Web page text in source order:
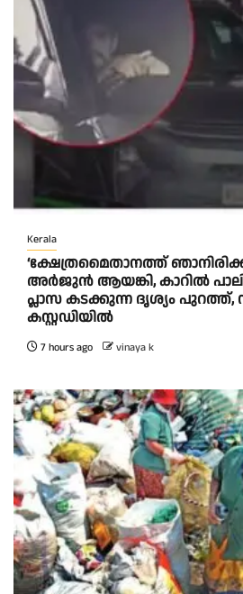
Kerala
‘ക്ഷേത്രമൈതാനത്ത്
അർജുൻ ആയങ്കി, കാറിൽ
പ്ലാസ കടക്കുന്ന ദൃശ്യം
കസ്റ്റഡിയിൽ
7 hours ago vinaya k